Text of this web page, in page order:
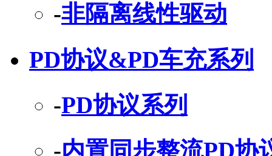
-非隔离线性驱动
PD协议&PD车充系列
-PD协议系列
-内置同步整流PD协